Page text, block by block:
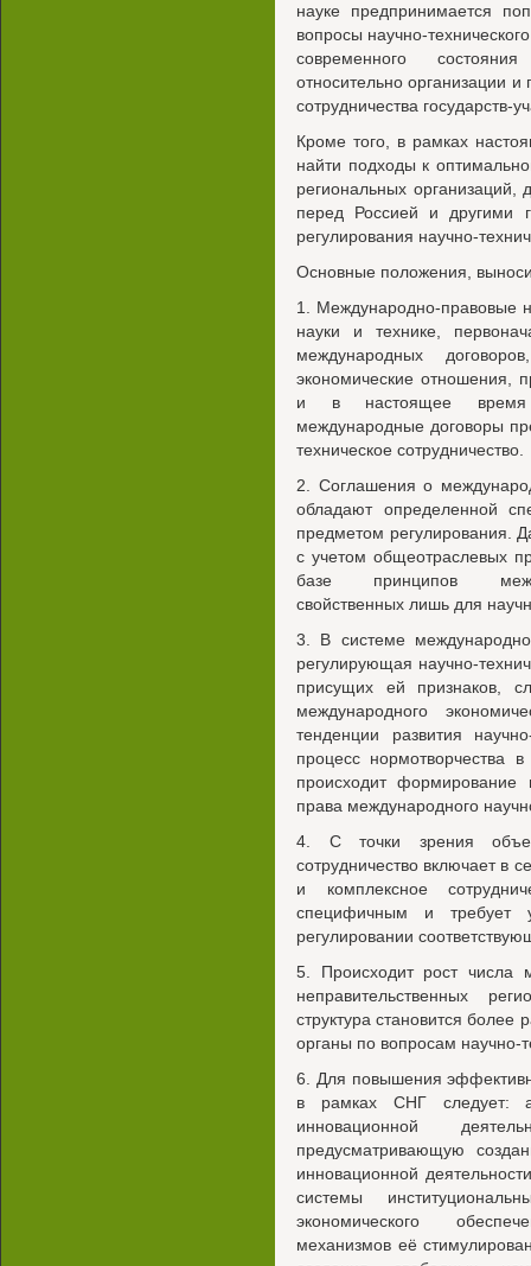
науке предпринимается
вопросы научно-
современного
относительно организации и
сотрудничества государств-
Кроме того, в рамках
найти подходы к
региональных
перед Россией и другими
регулирования научно-
Основные положения,
1. Международно-правовые
науки и технике,
международных
экономические отношения,
и в настоящее время
международные договоры
техническое сотрудничество.
2. Соглашения о
обладают определенной
предметом регулирования.
с учетом общеотраслевых
базе принципов
свойственных лишь для
3. В системе
регулирующая научно-
присущих ей признаков,
международного
тенденции развития
процесс нормотворчества
происходит
права международного
4. С точки зрения
сотрудничество включает в
и комплексное
специфичным и требует
регулировании
5. Происходит рост числа
неправительственных
структура становится
органы по вопросам научно-
6. Для повышения
в рамках СНГ следует:
инновационной
предусматривающую
инновационной
системы
экономического
механизмов её